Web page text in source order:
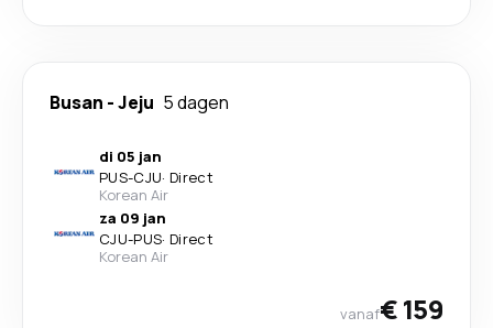
Busan -Jeju 5 dagen
di 05 jan
PUS-CJU· Direct
Korean Air
za 09 jan
CJU-PUS· Direct
Korean Air
vanaf€ 159